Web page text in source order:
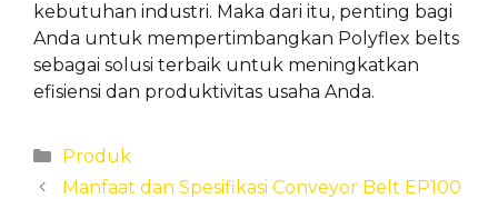
kebutuhan industri. Maka dari itu, penting bagi
Anda untuk mempertimbangkan Polyflex belts
sebagai solusi terbaik untuk meningkatkan
efisiensi dan produktivitas usaha Anda.
Categories
Produk
Manfaat dan Spesifikasi Conveyor Belt EP100